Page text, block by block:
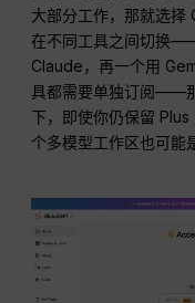
大部分工作，那就选择
在不同工具之间切换
Claude，再一个用
具都需要单独订阅——
下，即使你仍保留
个多模型工作区也可能